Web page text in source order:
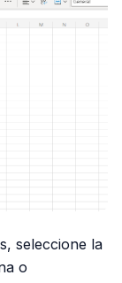
seleccione la
o